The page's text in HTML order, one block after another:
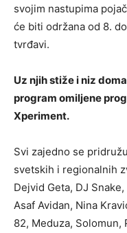
svojim nastupima
će biti održana od 8.
tvrđavi.
Uz njih stiže i niz
program omiljene
Xperiment.
Svi zajedno se
svetskih i regionalnih
Dejvid Geta, DJ
Asaf Avidan, Nina
82, Meduza, Solomun,